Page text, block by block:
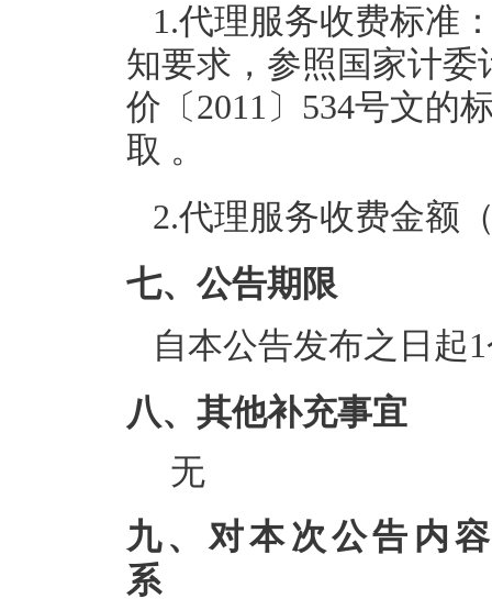
1.代理服务收费标准
知要求，参照国家计委
价〔2011〕534号文的
取 。
2.代理服务收费金额
七、公告期限
自本公告发布之日起
八、其他补充事宜
无
九、对本次公告内
系